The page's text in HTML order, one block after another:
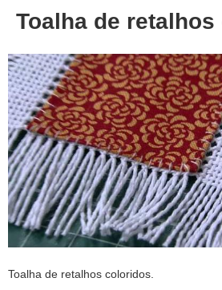
Toalha de
Toalha de retalhos coloridos.